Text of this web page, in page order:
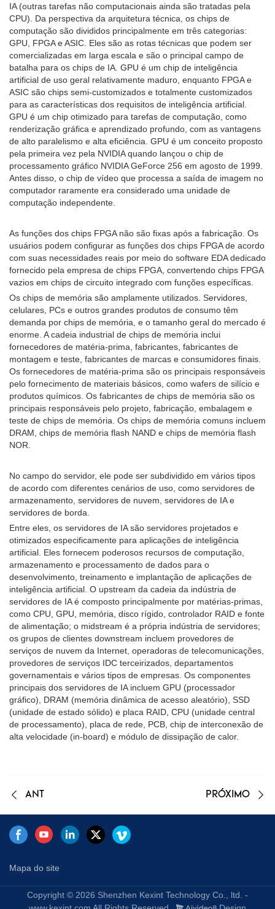
IA (outras tarefas não computacionais ainda são tratadas pela
CPU). Da perspectiva da arquitetura técnica, os chips de
computação são divididos principalmente em três categorias:
GPU, FPGA e ASIC. Eles são as rotas técnicas que podem ser
comercializadas em larga escala e são o principal campo de
batalha para os chips de IA. GPU é um chip de inteligência
artificial de uso geral relativamente maduro, enquanto FPGA e
ASIC são chips semi-customizados e totalmente customizados
para as características dos requisitos de inteligência artificial.
GPU é um chip otimizado para tarefas de computação, como
renderização gráfica e aprendizado profundo, com as vantagens
de alto paralelismo e alta eficiência. GPU é um conceito proposto
pela primeira vez pela NVIDIA quando lançou o chip de
processamento gráfico NVIDIA GeForce 256 em agosto de 1999.
Antes disso, o chip de vídeo que processa a saída de imagem no
computador raramente era considerado uma unidade de
computação independente.
As funções dos chips FPGA não são fixas após a fabricação. Os
usuários podem configurar as funções dos chips FPGA de acordo
com suas necessidades reais por meio do software EDA dedicado
fornecido pela empresa de chips FPGA, convertendo chips FPGA
vazios em chips de circuito integrado com funções específicas.
Os chips de memória são amplamente utilizados. Servidores,
celulares, PCs e outros grandes produtos de consumo têm
demanda por chips de memória, e o tamanho geral do mercado é
enorme. A cadeia industrial de chips de memória inclui
fornecedores de matéria-prima, fabricantes, fabricantes de
montagem e teste, fabricantes de marcas e consumidores finais.
Os fornecedores de matéria-prima são os principais responsáveis
​​pelo fornecimento de materiais básicos, como wafers de silício e
produtos químicos. Os fabricantes de chips de memória são os
principais responsáveis ​​pelo projeto, fabricação, embalagem e
teste de chips de memória. Os chips de memória comuns incluem
DRAM, chips de memória flash NAND e chips de memória flash
NOR.
No campo do servidor, ele pode ser subdividido em vários tipos
de acordo com diferentes cenários de uso, como servidores de
armazenamento, servidores de nuvem, servidores de IA e
servidores de borda.
Entre eles, os servidores de IA são servidores projetados e
otimizados especificamente para aplicações de inteligência
artificial. Eles fornecem poderosos recursos de computação,
armazenamento e processamento de dados para o
desenvolvimento, treinamento e implantação de aplicações de
inteligência artificial. O upstream da cadeia da indústria de
servidores de IA é composto principalmente por matérias-primas,
como CPU, GPU, memória, disco rígido, controlador RAID e fonte
de alimentação; o midstream é a própria indústria de servidores;
os grupos de clientes downstream incluem provedores de
serviços de nuvem da Internet, operadoras de telecomunicações,
provedores de serviços IDC terceirizados, departamentos
governamentais e vários tipos de empresas. Os componentes
principais dos servidores de IA incluem GPU (processador
gráfico), DRAM (memória dinâmica de acesso aleatório), SSD
(unidade de estado sólido) e placa RAID, CPU (unidade central
de processamento), placa de rede, PCB, chip de interconexão de
alta velocidade (in-board) e módulo de dissipação de calor.
ANT PRÓXIMO
Mapa do site
Copyright © 2026 Shenzhen Kexint Technology Co., ltd. -